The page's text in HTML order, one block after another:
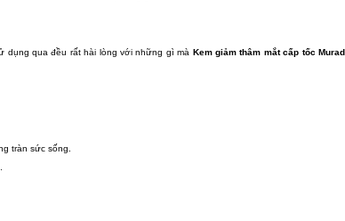
dụng qua đều rất hài lòng với những gì mà Kem giảm thâm mắt cấp tốc Murad
tràn sức sống.